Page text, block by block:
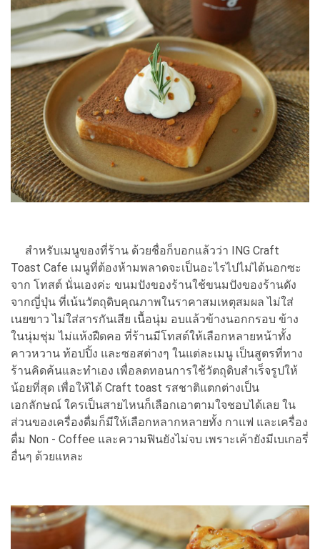
สำหรับเมนูของที่ร้าน ด้วยชื่อก็บอกแล้วว่า ING Craft
Toast Cafe เมนูที่ต้องห้ามพลาดจะเป็นอะไรไปไม่ได้นอกซะ
จาก โทสต์ นั่นเองค่ะ ขนมปังของร้านใช้ขนมปังของร้านดัง
จากญี่ปุ่น ที่เน้นวัตถุดิบคุณภาพในราคาสมเหตุสมผล ไม่ใส่
เนยขาว ไม่ใส่สารกันเสีย เนื้อนุ่ม อบแล้วข้างนอกกรอบ ข้าง
ในนุ่มชุ่ม ไม่แห้งฝืดคอ ที่ร้านมีโทสต์ให้เลือกหลายหน้าทั้ง
คาวหวาน ท้อปปิ้ง และซอสต่างๆ ในแต่ละเมนู เป็นสูตรที่ทาง
ร้านคิดค้นและทำเอง เพื่อลดทอนการใช้วัตถุดิบสำเร็จรูปให้
น้อยที่สุด เพื่อให้ได้ Craft toast รสชาติแตกต่างเป็น
เอกลักษณ์ ใครเป็นสายไหนก็เลือกเอาตามใจชอบได้เลย ใน
ส่วนของเครื่องดื่มก็มีให้เลือกหลากหลายทั้ง กาแฟ และเครื่อง
ดื่ม Non - Coffee และความฟินยังไม่จบ เพราะเค้ายังมีเบเกอรี่
อื่นๆ ด้วยแหละ